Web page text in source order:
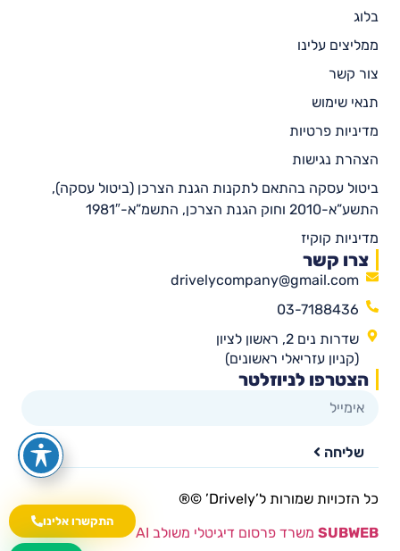
התקשרו אלינו
wa.me/535216644
בלוג
ממליצים עלינו
צור קשר
תנאי שימוש
מדיניות פרטיות
הצהרת נגישות
ביטול עסקה בהתאם לתקנות הגנת הצרכן (ביטול עסקה),
התשע”א-2010 וחוק הגנת הצרכן, התשמ”א-1981″
מדיניות קוקיז
צרו קשר
drivelycompany@gmail.com
03-7188436
שדרות נים 2, ראשון לציון
(קניון עזריאלי ראשונים)
הצטרפו לניוזלטר
שליחה
כל הזכויות שמורות ל’Drively’ ©®​
SUBWEB משרד פרסום דיגיטלי משולב AI